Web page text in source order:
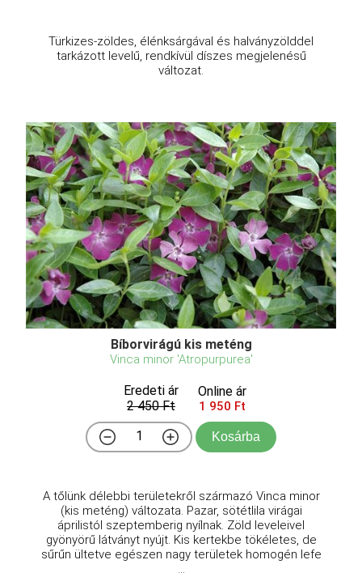
Türkizes-zöldes, élénksárgával és halványzölddel
tarkázott levelű, rendkívül díszes megjelenésű
változat.
Bíborvirágú kis meténg
Vinca minor 'Atropurpurea'
Eredeti ár
2 450 Ft
Online ár
1 950 Ft
Kosárba
A tőlünk délebbi területekről származó Vinca minor
(kis meténg) változata. Pazar, sötétlila virágai
áprilistól szeptemberig nyílnak. Zöld leveleivel
gyönyörű látványt nyújt. Kis kertekbe tökéletes, de
sűrűn ültetve egészen nagy területek homogén lefe
...